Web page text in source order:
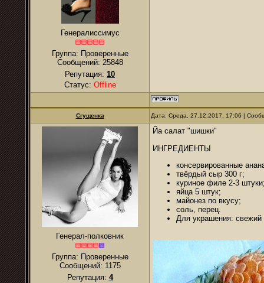
Генералиссимус
Группа: Проверенные
Сообщений: 25848
Репутация: 10
Статус: Offline
Сгущенка Дата: Среда, 27.12.2017, 17:06 |
Генерал-полковник
Группа: Проверенные
Сообщений: 1175
Репутация: 4
Йа салат "шишки"
ИНГРЕДИЕНТЫ
консервированные
твёрдый сыр 300 г;
куриное филе 2-3
яйца 5 штук;
майонез по вкусу;
соль, перец.
Для украшения: свежий